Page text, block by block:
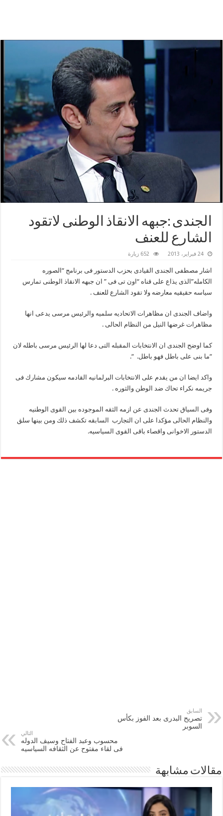
الجندى :جبهه الانقاذ الوطنى لاتقود
الشارع للعنف
24 فبراير، 2013 652 زيارة
اشار مصطفى الجندى القيادى بحزب الدستور فى برنامج “الصوره
الكامله”الذى يذاع على قناه “اون تى فى ” ان جبهه الانقاذ الوطنى تمارس
سياسه حقيقيه معارضه ولا تقود الشارع للعنف .
واضاف الجندى ان مظاهرات الاتحاديه سلميه والرئيس مرسى يدعى انها
مظاهرات غرضها النيل من النظام الحالى .
كما اوضح الجندى ان الانتخابات المقبله التى دعا لها الرئيس مرسى باطله لان
“ما بنى على باطل فهو باطل. “.
واكد ايضا ان من يقدم على الانتخابات البرلمانيه القادمه سيكون مشارك فى
جريمه نكراء تحاك ضد الوطن والثوره .
وفى السياق تحدث الجندى عن ازمه الثقه الموجوده بين القوى الوطنيه
والنظام الحالى مؤكدا على ان التجارب السابقه تكشف ذلك ومن بينها سلق
الدستور الاخوانى واقصاء باقى القوى السياسيه.
السابق
تصريح البدرى بعد الفوز بكأس
السوبر
التالي
محسوب وعبد الفتاح وسيف الدوله
فى لقاء مفتوح عن الثقافه السياسيه
مقالات مشابهة